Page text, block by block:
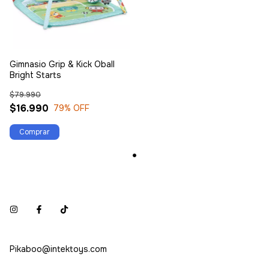
Gimnasio Grip & Kick Oball
Bright Starts
$16.990
$79.990
79% OFF
Pikaboo@intektoys.com